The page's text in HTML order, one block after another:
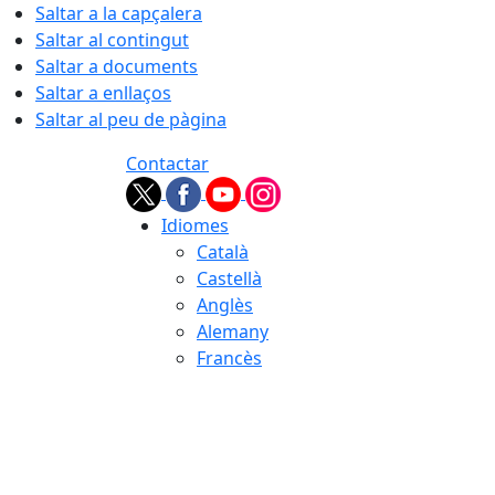
Saltar a la capçalera
Saltar al contingut
Saltar a documents
Saltar a enllaços
Saltar al peu de pàgina
Contactar
Idiomes
Català
Castellà
Anglès
Alemany
Francès